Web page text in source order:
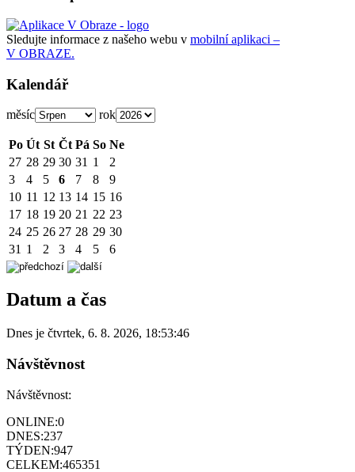
Sledujte informace z našeho webu v mobilní aplikaci –
V OBRAZE.
Kalendář
měsíc rok
Po Út St Čt Pá So Ne
27 28 29 30 31 1
2
3
4 5 6 7 8
9
10 11 12 13 14 15 16
17 18 19 20 21 22 23
24 25 26 27 28 29 30
31 1 2 3 4 5 6
Datum a čas
Dnes je čtvrtek, 6. 8. 2026, 18:53:46
Návštěvnost
Návštěvnost:
ONLINE:0
DNES:237
TÝDEN:947
CELKEM:465351